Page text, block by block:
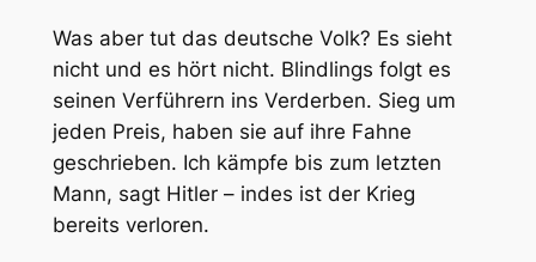
Was aber tut das deutsche Volk? Es sieht
nicht und es hört nicht. Blindlings folgt es
seinen Verführern ins Verderben. Sieg um
jeden Preis, haben sie auf ihre Fahne
geschrieben. Ich kämpfe bis zum letzten
Mann, sagt Hitler – indes ist der Krieg
bereits verloren.